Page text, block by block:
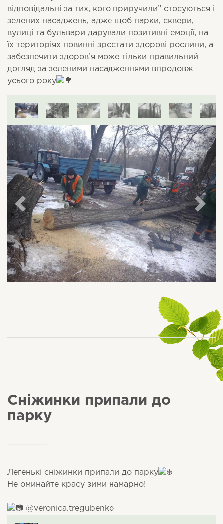
відповідальні за тих, кого приручили” стосуються і
зелених насаджень, адже щоб парки, сквери,
вулиці та бульвари дарували позитивні емоції, на
їх територіях повинні зростати здорові рослини, а
забезпечити здоров’я може тільки правильний
догляд за зеленими насадженнями впродовж
усього року
Сніжинки припали до
парку
Легенькі сніжинки припали до парку
Не оминайте красу зими намарно!
@veronica.tregubenko